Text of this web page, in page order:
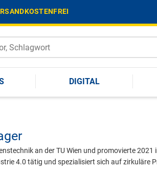
DIGITAL
an der TU Wien und promovierte
4.0 tätig und spezialisiert sich auf zirkuläre